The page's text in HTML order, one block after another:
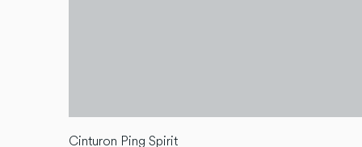
Cinturon Ping Spirit